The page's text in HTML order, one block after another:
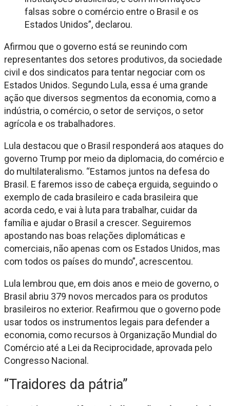
falsas sobre o comércio entre o Brasil e os
Estados Unidos”, declarou.
Afirmou que o governo está se reunindo com
representantes dos setores produtivos, da sociedade
civil e dos sindicatos para tentar negociar com os
Estados Unidos. Segundo Lula, essa é uma grande
ação que diversos segmentos da economia, como a
indústria, o comércio, o setor de serviços, o setor
agrícola e os trabalhadores.
Lula destacou que o Brasil responderá aos ataques do
governo Trump por meio da diplomacia, do comércio e
do multilateralismo. “Estamos juntos na defesa do
Brasil. E faremos isso de cabeça erguida, seguindo o
exemplo de cada brasileiro e cada brasileira que
acorda cedo, e vai à luta para trabalhar, cuidar da
família e ajudar o Brasil a crescer. Seguiremos
apostando nas boas relações diplomáticas e
comerciais, não apenas com os Estados Unidos, mas
com todos os países do mundo”, acrescentou.
Lula lembrou que, em dois anos e meio de governo, o
Brasil abriu 379 novos mercados para os produtos
brasileiros no exterior. Reafirmou que o governo pode
usar todos os instrumentos legais para defender a
economia, como recursos à Organização Mundial do
Comércio até a Lei da Reciprocidade, aprovada pelo
Congresso Nacional.
“Traidores da pátria”